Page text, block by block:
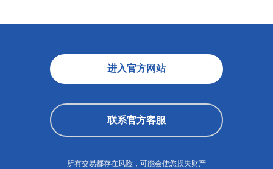
进入官方网站
联系官方客服
所有交易都存在风险，可能会使您损失财产